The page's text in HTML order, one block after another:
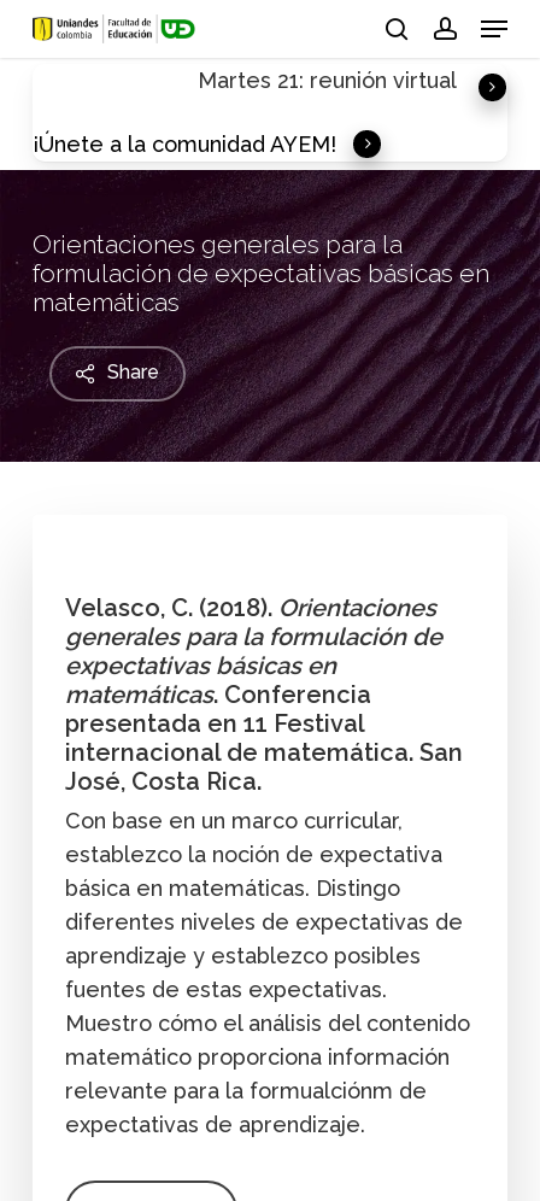
Skip
Menu
Martes 21: reunión virtual
¡Únete a la comunidad AYEM!
Orientaciones generales para la
formulación de expectativas básicas en
matemáticas
Share
Velasco, C. (2018). Orientaciones
generales para la formulación de
expectativas básicas en
matemáticas. Conferencia
presentada en 11 Festival
internacional de matemática. San
José, Costa Rica.
Con base en un marco curricular,
establezco la noción de expectativa
básica en matemáticas. Distingo
diferentes niveles de expectativas de
aprendizaje y establezco posibles
fuentes de estas expectativas.
Muestro cómo el análisis del contenido
matemático proporciona información
relevante para la formualciónm de
expectativas de aprendizaje.